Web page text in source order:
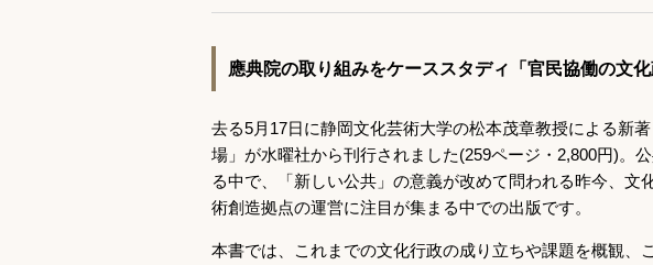
應典院の取り組みをケーススタディ「官民協働の文化
去る5月17日に静岡文化芸術大学の松本茂章教授による新
場」が水曜社から刊行されました(259ページ・2,800円)。
る中で、「新しい公共」の意義が改めて問われる昨今、文
術創造拠点の運営に注目が集まる中での出版です。
本書では、これまでの文化行政の成り立ちや課題を概観、